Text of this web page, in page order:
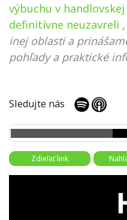
výbuchu v
definitívne neuzavreli
inej oblasti a
pohľady a praktické
Sledujte nás
Zdieľať link